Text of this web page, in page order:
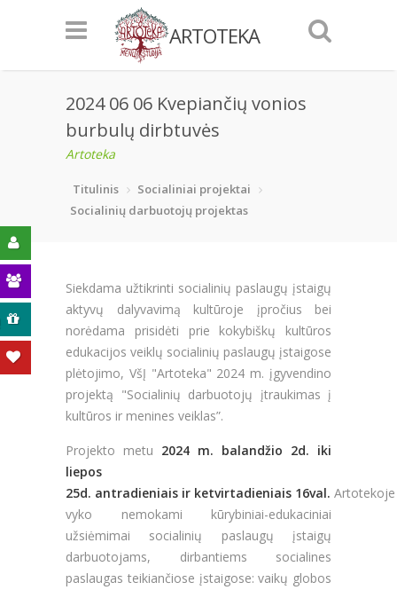
ARTOTEKA
2024 06 06 Kvepiančių vonios
burbulų dirbtuvės
Artoteka
Titulinis
Socialiniai projektai
Socialinių darbuotojų projektas
Siekdama užtikrinti socialinių paslaugų įstaigų
aktyvų dalyvavimą kultūroje įpročius bei
norėdama prisidėti prie kokybiškų kultūros
edukacijos veiklų socialinių paslaugų įstaigose
plėtojimo, VšĮ "Artoteka" 2024 m. įgyvendino
projektą "Socialinių darbuotojų įtraukimas į
kultūros ir menines veiklas”.
Projekto metu 2024 m. balandžio 2d. iki
liepos
25d. antradieniais ir ketvirtadieniais 16val. Artotekoje
vyko nemokami kūrybiniai-edukaciniai
užsiėmimai socialinių paslaugų įstaigų
darbuotojams, dirbantiems socialines
paslaugas teikiančiose įstaigose: vaikų globos